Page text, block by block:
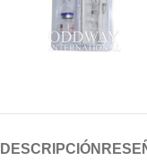
DESCRIPCIÓN